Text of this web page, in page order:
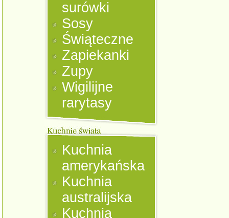
surówki
Sosy
Świąteczne
Zapiekanki
Zupy
Wigilijne
rarytasy
Kuchnia
amerykańska
Kuchnia
australijska
Kuchnia